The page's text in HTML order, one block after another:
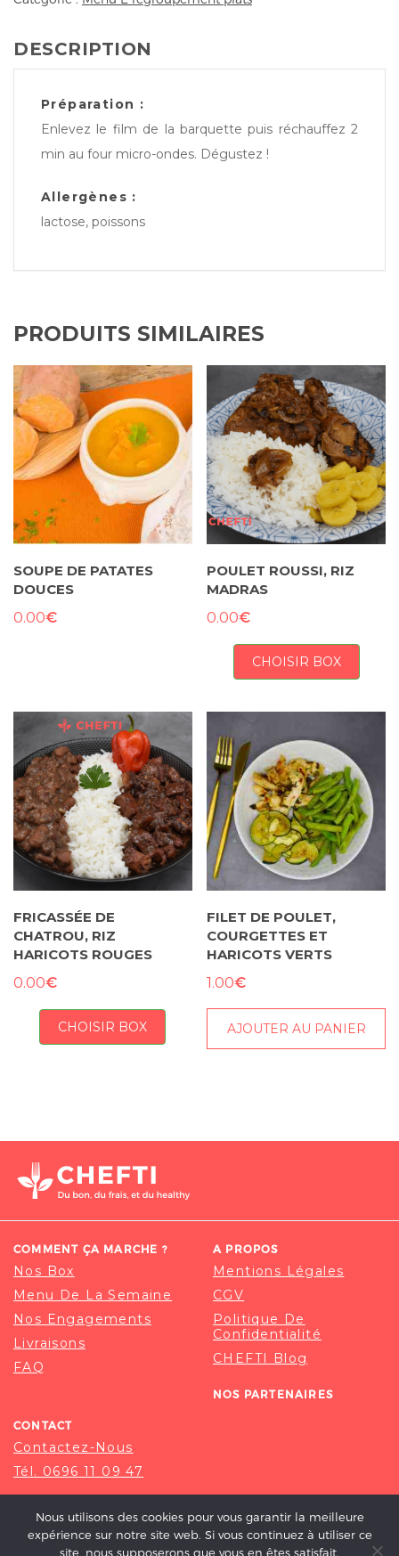
DESCRIPTION
Préparation :
Enlevez le film de la barquette puis réchauffez 2
min au four micro-ondes. Dégustez !
Allergènes :
lactose, poissons
PRODUITS SIMILAIRES
SOUPE DE PATATES
DOUCES
0.00€
POULET ROUSSI, RIZ
MADRAS
0.00€
CHOISIR BOX
FRICASSÉE DE
CHATROU, RIZ
HARICOTS ROUGES
0.00€
CHOISIR BOX
FILET DE POULET,
COURGETTES ET
HARICOTS VERTS
1.00€
AJOUTER AU PANIER
COMMENT ÇA MARCHE ?
Nos Box
Menu De La Semaine
Nos Engagements
Livraisons
FAQ
A PROPOS
Mentions Légales
CGV
Politique De
Confidentialité
CHEFTI Blog
NOS PARTENAIRES
CONTACT
Contactez-Nous
Tél. 0696 11 09 47
Nous utilisons des cookies pour vous garantir la meilleure
expérience sur notre site web. Si vous continuez à utiliser ce
site, nous supposerons que vous en êtes satisfait.